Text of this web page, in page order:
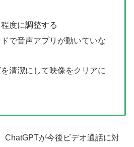
度に調整する
で音声アプリが動いていな
清潔にして映像をクリアに
ChatGPTが今後ビデオ通話に対